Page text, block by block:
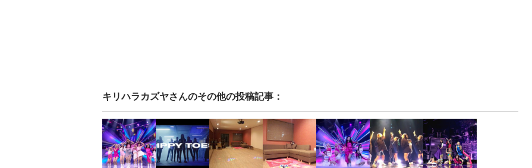
キリハラカズヤさんのその他の投稿記事：